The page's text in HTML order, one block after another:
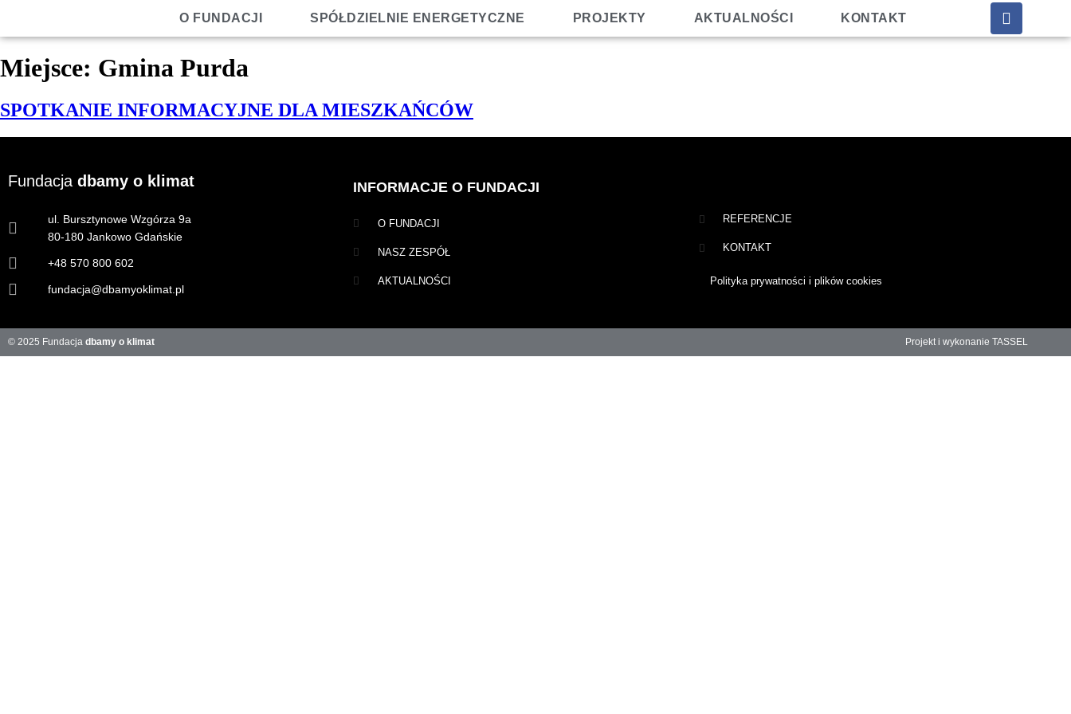
O FUNDACJI SPÓŁDZIELNIE ENERGETYCZNE PROJEKTY AKTUALNOŚCI KONTAKT
Miejsce: Gmina Purda
SPOTKANIE INFORMACYJNE DLA MIESZKAŃCÓW
Fundacja dbamy o klimat
ul. Bursztynowe Wzgórza 9a
80-180 Jankowo Gdańskie
+48 570 800 602
fundacja@dbamyoklimat.pl
INFORMACJE O FUNDACJI
O FUNDACJI
NASZ ZESPÓŁ
AKTUALNOŚCI
REFERENCJE
KONTAKT
Polityka prywatności i plików cookies
© 2025 Fundacja dbamy o klimat Projekt i wykonanie TASSEL